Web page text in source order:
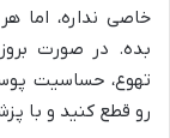
خاصی نداره، اما
بده. در صورت
تهوع، حساسیت
رو قطع کنید و با